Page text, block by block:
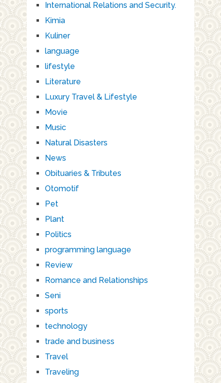
International Relations and Security.
Kimia
Kuliner
language
lifestyle
Literature
Luxury Travel & Lifestyle
Movie
Music
Natural Disasters
News
Obituaries & Tributes
Otomotif
Pet
Plant
Politics
programming language
Review
Romance and Relationships
Seni
sports
technology
trade and business
Travel
Traveling